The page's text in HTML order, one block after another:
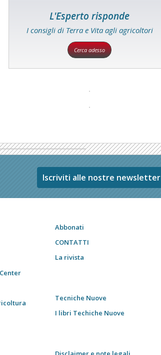
L'Esperto risponde
I consigli di Terra e Vita agli agricoltori
Cerca adesso
Iscriviti alle nostre newsletter
Abbonati
CONTATTI
La rivista
Tecniche Nuove
I libri Techiche Nuove